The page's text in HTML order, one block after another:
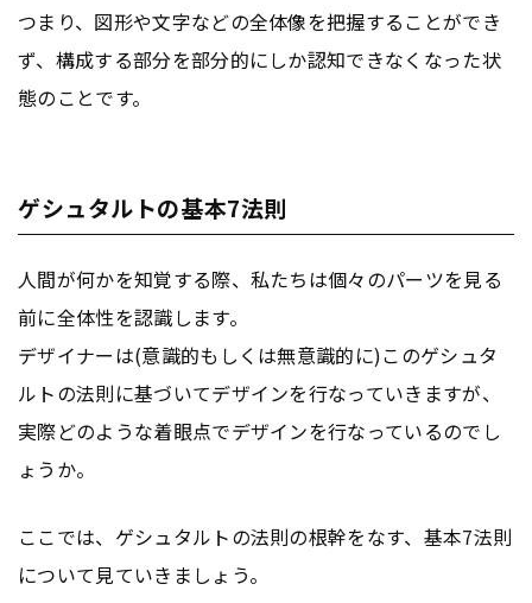
つまり、図形や文字などの全体像を把握することができ
ず、構成する部分を部分的にしか認知できなくなった状
態のことです。
ゲシュタルトの基本7法則
人間が何かを知覚する際、私たちは個々のパーツを見る
前に全体性を認識します。
デザイナーは(意識的もしくは無意識的に)このゲシュタ
ルトの法則に基づいてデザインを行なっていきますが、
実際どのような着眼点でデザインを行なっているのでし
ょうか。
ここでは、ゲシュタルトの法則の根幹をなす、基本7法則
について見ていきましょう。